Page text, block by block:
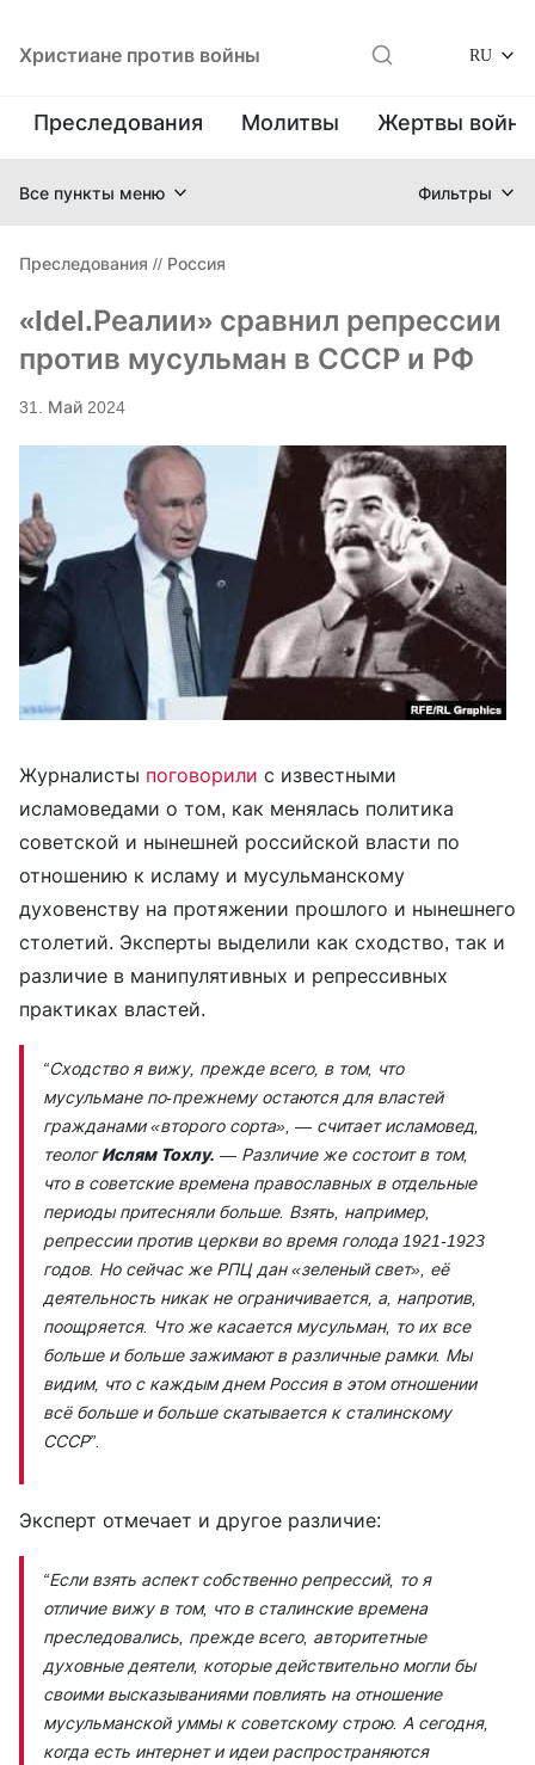
Христиане против войны RU
Преследования Молитвы Жертвы
Все пункты меню Фильтры
Преследования // Россия
«Idel.Реалии» сравнил репрессии
против мусульман в СССР и РФ
31. Май 2024
Журналисты поговорили с известными
исламоведами о том, как менялась политика
советской и нынешней российской власти по
отношению к исламу и мусульманскому
духовенству на протяжении прошлого и нынешнего
столетий. Эксперты выделили как сходство, так и
различие в манипулятивных и репрессивных
практиках властей.
“Сходство я вижу, прежде всего, в том, что
мусульмане по-прежнему остаются для властей
гражданами «второго сорта», — считает исламовед,
теологИслям Тохлу. — Различие же состоит в том,
что в советские времена православных в отдельные
периоды притесняли больше. Взять, например,
репрессии против церкви во время голода 1921-1923
годов. Но сейчас же РПЦ дан «зеленый свет», её
деятельность никак не ограничивается, а, напротив,
поощряется. Что же касается мусульман, то их все
больше и больше зажимают в различные рамки. Мы
видим, что с каждым днем Россия в этом отношении
всё больше и больше скатывается к сталинскому
СССР”.
Эксперт отмечает и другое различие:
“Если взять аспект собственно репрессий, то я
отличие вижу в том, что в сталинские времена
преследовались, прежде всего, авторитетные
духовные деятели, которые действительно могли бы
своими высказываниями повлиять на отношение
мусульманской уммы к советскому строю. А сегодня,
когда есть интернет и идеи распространяются